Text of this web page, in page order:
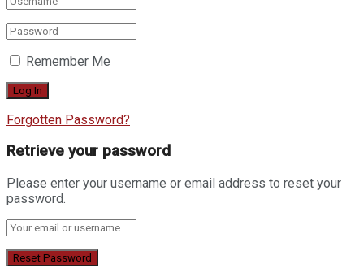
Remember Me
Forgotten Password?
Retrieve your password
Please enter your username or email address to reset your
password.